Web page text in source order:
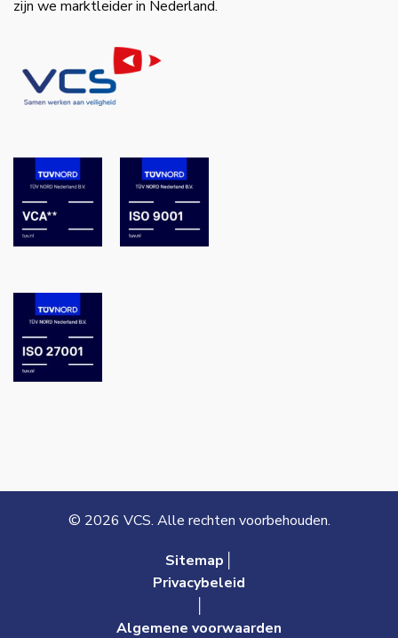
zijn we marktleider in Nederland.
© 2026 VCS. Alle rechten voorbehouden.
Sitemap│
Privacybeleid
Algemene voorwaarden